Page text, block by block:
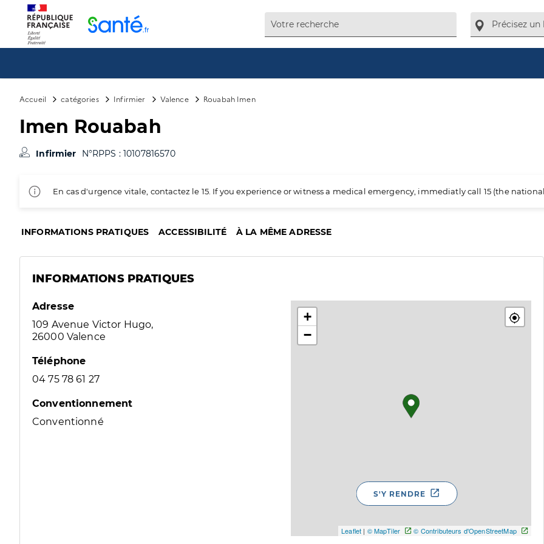
Accueil catégories Infirmier Valence Rouabah Imen
Imen Rouabah
Infirmier N°RPPS : 10107816570
En cas d'urgence vitale, contactez le 15. If you experience or witness a medical emergency, immediatly call 15 (the
INFORMATIONS PRATIQUES ACCESSIBILITÉ À LA MÊME ADRESSE
INFORMATIONS PRATIQUES
Adresse
109 Avenue Victor Hugo,
26000 Valence
Téléphone
04 75 78 61 27
Conventionnement
Conventionné
+
−
Leaflet | © MapTiler © Contributeurs d'OpenStreetMap
S'Y RENDRE
Panneau de gestion des cookies